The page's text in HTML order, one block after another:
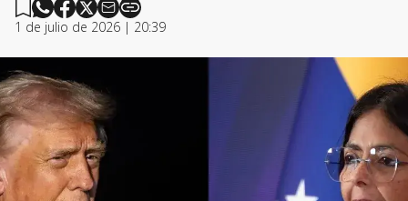
1 de julio de 2026 | 20:39